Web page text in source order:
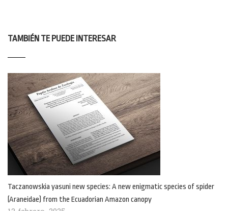
TAMBIÉN TE PUEDE INTERESAR
Taczanowskia yasuni new species: A new enigmatic species of spider
(Araneidae) from the Ecuadorian Amazon canopy